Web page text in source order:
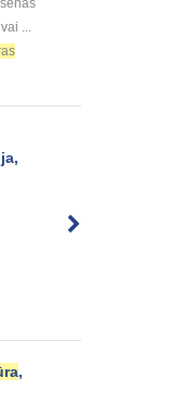
...
,